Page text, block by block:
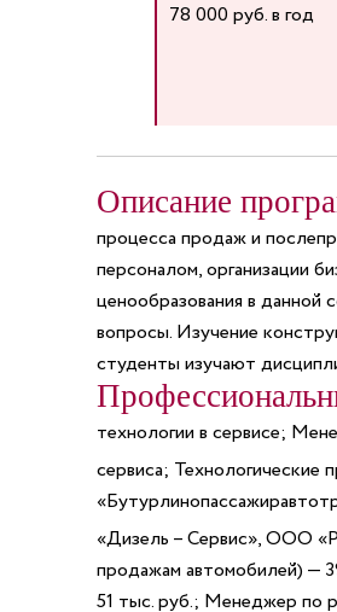
78 000 руб. в год
Описание
процесса продаж и
персоналом, организации
ценообразования в данной
вопросы. Изучение
студенты изучают
технологии в сервисе;
сервиса; Технологические
«Дизель – Сервис», ООО
продажам автомобилей) —
51 тыс. руб.; Менеджер по